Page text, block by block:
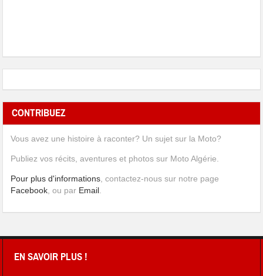
CONTRIBUEZ
Vous avez une histoire à raconter? Un sujet sur la Moto?
Publiez vos récits, aventures et photos sur Moto Algérie.
Pour plus d'informations , contactez-nous sur notre page
Facebook , ou par Email
EN SAVOIR PLUS !